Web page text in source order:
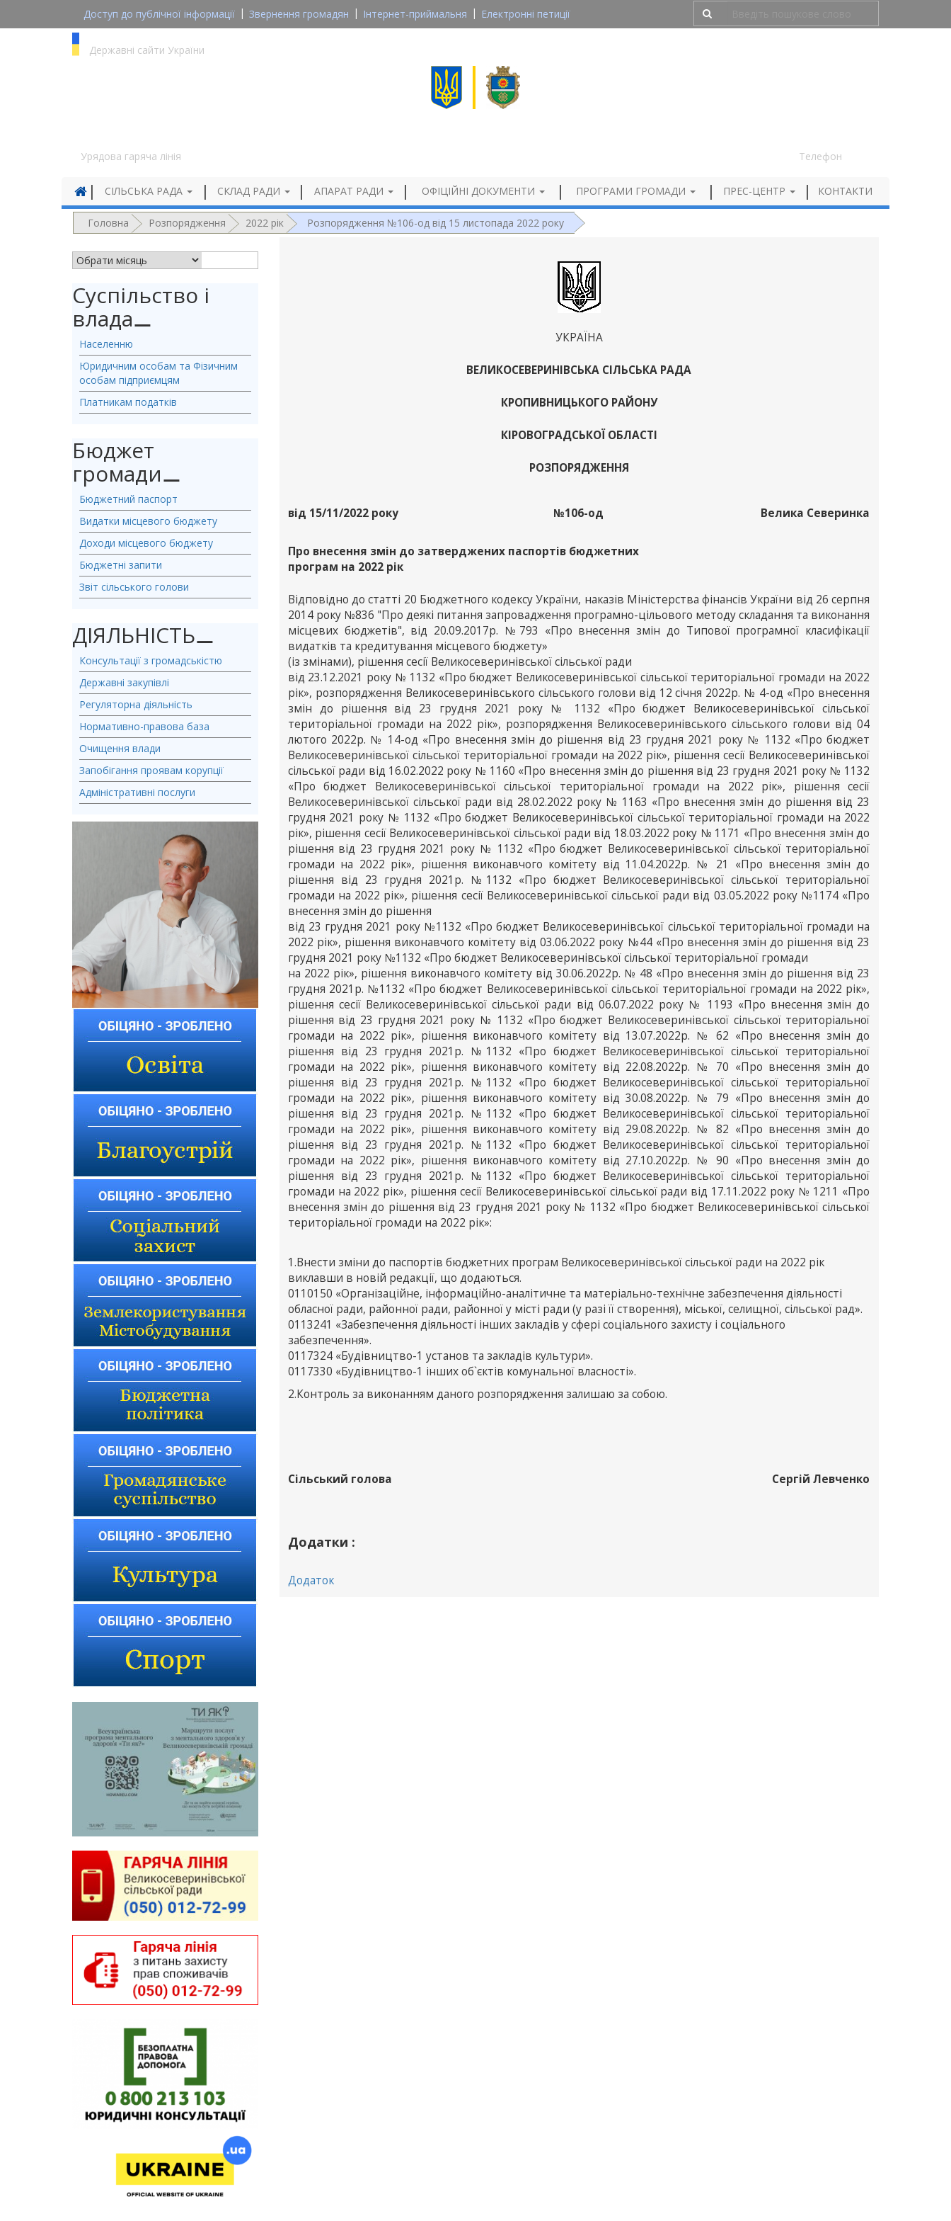
Доступ до публічної інформації Звернення громадян Інтернет-приймальня
Електронні петиції
Державні сайти України
Урядова гаряча лінія Телефон
СІЛЬСЬКА РАДА СКЛАД РАДИ АПАРАТ РАДИ ОФІЦІЙНІ ДОКУМЕНТИ ПРОГРАМИ ГРОМАДИ ПРЕС-ЦЕНТР КОНТАКТИ
Головна Розпорядження 2022 рік Розпорядження №106-од від 15 листопада 2022 року
АРХІВ НОВИН
Суспільство і
влада⚊
Населенню
Юридичним особам та Фізичним
особам підприємцям
Платникам податків
Бюджет
громади⚊
Бюджетний паспорт
Видатки місцевого бюджету
Доходи місцевого бюджету
Бюджетні запити
Звіт сільського голови
ДІЯЛЬНІСТЬ⚊
Консультації з громадськістю
Державні закупівлі
Регуляторна діяльність
Нормативно-правова база
Очищення влади
Запобігання проявам корупції
Адміністративні послуги
УКРАЇНА
ВЕЛИКОСЕВЕРИНІВСЬКА СІЛЬСЬКА РАДА
КРОПИВНИЦЬКОГО РАЙОНУ
КІРОВОГРАДСЬКОЇ ОБЛАСТІ
РОЗПОРЯДЖЕННЯ
від 15/11/2022 року №106-од Велика Северинка
Про внесення змін до затверджених паспортів бюджетних
програм на 2022 рік
Відповідно до статті 20 Бюджетного кодексу України, наказів Міністерства фінансів України від 26 серпня
2014 року №836 "Про деякі питання запровадження програмно-цільового методу складання та виконання
місцевих бюджетів", від 20.09.2017р. №793 «Про внесення змін до Типової програмної класифікації
видатків та кредитування місцевого бюджету»
(із змінами), рішення сесії Великосеверинівської сільської ради
від 23.12.2021 року № 1132 «Про бюджет Великосеверинівської сільської територіальної громади на 2022
рік», розпорядження Великосеверинівського сільського голови від 12 січня 2022р. № 4-од «Про внесення
змін до рішення від 23 грудня 2021 року № 1132 «Про бюджет Великосеверинівської сільської
територіальної громади на 2022 рік», розпорядження Великосеверинівського сільського голови від 04
лютого 2022р. № 14-од «Про внесення змін до рішення від 23 грудня 2021 року № 1132 «Про бюджет
Великосеверинівської сільської територіальної громади на 2022 рік», рішення сесії Великосеверинівської
сільської ради від 16.02.2022 року № 1160 «Про внесення змін до рішення від 23 грудня 2021 року № 1132
«Про бюджет Великосеверинівської сільської територіальної громади на 2022 рік», рішення сесії
Великосеверинівської сільської ради від 28.02.2022 року № 1163 «Про внесення змін до рішення від 23
грудня 2021 року № 1132 «Про бюджет Великосеверинівської сільської територіальної громади на 2022
рік», рішення сесії Великосеверинівської сільської ради від 18.03.2022 року № 1171 «Про внесення змін до
рішення від 23 грудня 2021 року № 1132 «Про бюджет Великосеверинівської сільської територіальної
громади на 2022 рік», рішення виконавчого комітету від 11.04.2022р. № 21 «Про внесення змін до
рішення від 23 грудня 2021р. №1132 «Про бюджет Великосеверинівської сільської територіальної
громади на 2022 рік», рішення сесії Великосеверинівської сільської ради від 03.05.2022 року №1174 «Про
внесення змін до рішення
від 23 грудня 2021 року №1132 «Про бюджет Великосеверинівської сільської територіальної громади на
2022 рік», рішення виконавчого комітету від 03.06.2022 року №44 «Про внесення змін до рішення від 23
грудня 2021 року №1132 «Про бюджет Великосеверинівської сільської територіальної громади
на 2022 рік», рішення виконавчого комітету від 30.06.2022р. № 48 «Про внесення змін до рішення від 23
грудня 2021р. №1132 «Про бюджет Великосеверинівської сільської територіальної громади на 2022 рік»,
рішення сесії Великосеверинівської сільської ради від 06.07.2022 року № 1193 «Про внесення змін до
рішення від 23 грудня 2021 року № 1132 «Про бюджет Великосеверинівської сільської територіальної
громади на 2022 рік», рішення виконавчого комітету від 13.07.2022р. № 62 «Про внесення змін до
рішення від 23 грудня 2021р. №1132 «Про бюджет Великосеверинівської сільської територіальної
громади на 2022 рік», рішення виконавчого комітету від 22.08.2022р. № 70 «Про внесення змін до
рішення від 23 грудня 2021р. №1132 «Про бюджет Великосеверинівської сільської територіальної
громади на 2022 рік», рішення виконавчого комітету від 30.08.2022р. № 79 «Про внесення змін до
рішення від 23 грудня 2021р. №1132 «Про бюджет Великосеверинівської сільської територіальної
громади на 2022 рік», рішення виконавчого комітету від 29.08.2022р. № 82 «Про внесення змін до
рішення від 23 грудня 2021р. №1132 «Про бюджет Великосеверинівської сільської територіальної
громади на 2022 рік», рішення виконавчого комітету від 27.10.2022р. № 90 «Про внесення змін до
рішення від 23 грудня 2021р. №1132 «Про бюджет Великосеверинівської сільської територіальної
громади на 2022 рік», рішення сесії Великосеверинівської сільської ради від 17.11.2022 року № 1211 «Про
внесення змін до рішення від 23 грудня 2021 року № 1132 «Про бюджет Великосеверинівської сільської
територіальної громади на 2022 рік»:
1.Внести зміни до паспортів бюджетних програм Великосеверинівської сільської ради на 2022 рік
виклавши в новій редакції, що додаються.
0110150 «Організаційне, інформаційно-аналітичне та матеріально-технічне забезпечення діяльності
обласної ради, районної ради, районної у місті ради (у разі її створення), міської, селищної, сільської рад».
0113241 «Забезпечення діяльності інших закладів у сфері соціального захисту і соціального
забезпечення».
0117324 «Будівництво-1 установ та закладів культури».
0117330 «Будівництво-1 інших об`єктів комунальної власності».
2.Контроль за виконанням даного розпорядження залишаю за собою.
Сільський голова Сергій Левченко
Додатки :
Додаток